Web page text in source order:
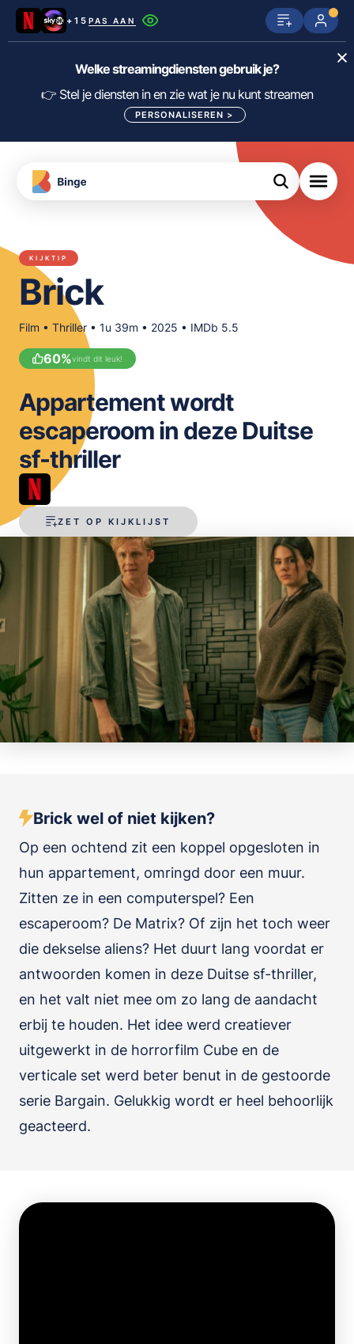
+15 PAS AAN
Netflix SkyShowtime Prime Video
Disney+ Videoland HBO Max
Viaplay Apple TV
KIJK
meJane
FILTER FILMS EN SERIES OP MIJN
ALLES/NIETS SELECTEREN
Welke streamingdiensten gebruik je?
👉 Stel je diensten in en zie wat je nu kunt streamen
PERSONALISEREN >
Download
de
App
KIJKTIP
Brick
Film • Thriller • 1u 39m • 2025 • IMDb 5.5
60%vindt dit leuk!
ZET OP KIJKLIJST
Appartement wordt
escaperoom in deze Duitse
sf-thriller
Brick wel of niet kijken?
Op een ochtend zit een koppel opgesloten in
hun appartement, omringd door een muur.
Zitten ze in een computerspel? Een
escaperoom? De Matrix? Of zijn het toch weer
die dekselse aliens? Het duurt lang voordat er
antwoorden komen in deze Duitse sf-thriller,
en het valt niet mee om zo lang de aandacht
erbij te houden. Het idee werd creatiever
uitgewerkt in de horrorfilm Cube en de
verticale set werd beter benut in de gestoorde
serie Bargain. Gelukkig wordt er heel behoorlijk
geacteerd.